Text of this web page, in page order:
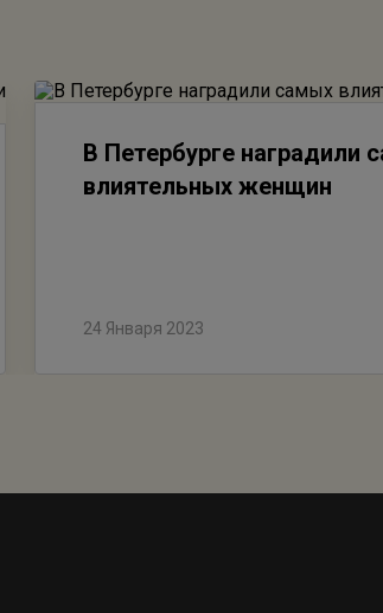
В Петербурге наградили
влиятельных женщин
24 Января 2023